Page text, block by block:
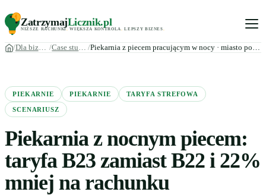
ZatrzymajLicznik.pl
NIŻSZE RACHUNKI. WIĘKSZA KONTROLA LEPSZY BIZNES
Dla biznesu Case studies Piekarnia z piecem pracującym w nocy · miasto powiatowe
PIEKARNIE PIEKARNIE TARYFA STREFOWA
SCENARIUSZ
Piekarnia z nocnym piecem:
taryfa B23 zamiast B22 i 22%
mniej na rachunku